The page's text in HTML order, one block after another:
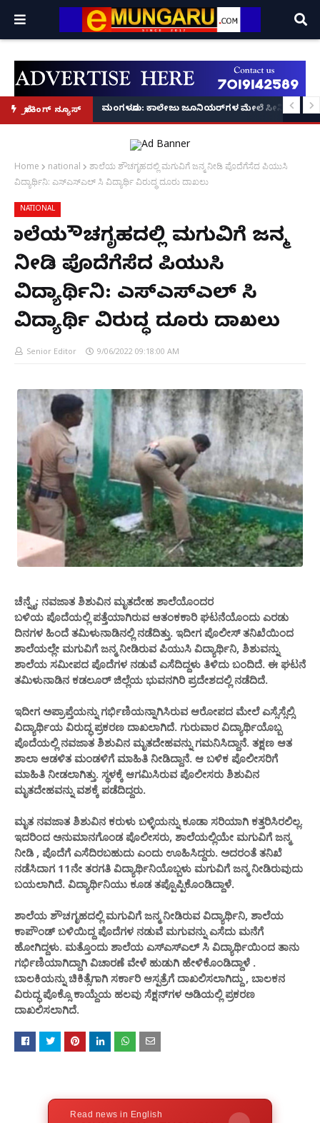
ಬ್ರೇಕಿಂಗ್ ನ್ಯೂಸ್
ಪತ್ತೆ; ಮೂವರು ವಿದ್ಯಾರ್ಥಿಗಳು ವಶಕ್ಕೆ – ಕಾಲೇಜು ಆಡಳಿತದ ತಪಾಸಣೆಗೆ ಕಮಿಷನರ್ ರೆಡ್ಡಿ
ಮಂಗಳೂರು: ಕಾಲೇಜು ಜೂನಿಯರ್‌ಗಳ ಮೇಲೆ
Home national
ಶಾಲೆಯ ಶೌಚಗೃಹದಲ್ಲಿ‌ ಮಗುವಿಗೆ ಜನ್ಮ ನೀಡಿ ಪೊದೆಗೆಸೆದ ಪಿಯುಸಿ
ವಿದ್ಯಾರ್ಥಿನಿ: ಎಸ್ಎಸ್ಎಲ್ ಸಿ ವಿದ್ಯಾರ್ಥಿ ವಿರುದ್ಧ ದೂರು ದಾಖಲು
NATIONAL
ಶಾಲೆಯ ಶೌಚಗೃಹದಲ್ಲಿ‌ ಮಗುವಿಗೆ ಜನ್ಮ
ನೀಡಿ ಪೊದೆಗೆಸೆದ ಪಿಯುಸಿ
ವಿದ್ಯಾರ್ಥಿನಿ: ಎಸ್ಎಸ್ಎಲ್ ಸಿ
ವಿದ್ಯಾರ್ಥಿ ವಿರುದ್ಧ ದೂರು ದಾಖಲು
Senior Editor 9/06/2022 09:18:00 AM
ಚೆನ್ನೈ: ನವಜಾತ ಶಿಶುವಿನ ಮೃತದೇಹ ಶಾಲೆಯೊಂದರ
ಬಳಿಯ ಪೊದೆಯಲ್ಲಿ ಪತ್ತೆಯಾಗಿರುವ ಆತಂಕಕಾರಿ ಘಟನೆಯೊಂದು ಎರಡು
ದಿನಗಳ ಹಿಂದೆ ತಮಿಳುನಾಡಿನಲ್ಲಿ ನಡೆದಿತ್ತು. ಇದೀಗ ಪೊಲೀಸ್ ತನಿಖೆಯಿಂದ
ಶಾಲೆಯಲ್ಲೇ ಮಗುವಿಗೆ ಜನ್ಮ ನೀಡಿರುವ ಪಿಯುಸಿ ವಿದ್ಯಾರ್ಥಿನಿ, ಶಿಶುವನ್ನು
ಶಾಲೆಯ ಸಮೀಪದ ಪೊದೆಗಳ ನಡುವೆ ಎಸೆದಿದ್ದಳು ತಿಳಿದು ಬಂದಿದೆ. ಈ ಘಟನೆ
ತಮಿಳುನಾಡಿನ ಕಡಲೂರ್ ಜಿಲ್ಲೆಯ ಭುವನಗಿರಿ ಪ್ರದೇಶದಲ್ಲಿ ನಡೆದಿದೆ.
ಇದೀಗ ಅಪ್ರಾಪ್ತೆಯನ್ನು ಗರ್ಭಿಣಿಯನ್ನಾಗಿಸಿರುವ ಆರೋಪದ ಮೇಲೆ ಎಸ್ಸೆಸ್ಸೆಲ್ಸಿ
ವಿದ್ಯಾರ್ಥಿಯ ವಿರುದ್ಧ ಪ್ರಕರಣ ದಾಖಲಾಗಿದೆ. ಗುರುವಾರ ವಿದ್ಯಾರ್ಥಿಯೊಬ್ಬ
ಪೊದೆಯಲ್ಲಿ ನವಜಾತ ಶಿಶುವಿನ ಮೃತದೇಹವನ್ನು ಗಮನಿಸಿದ್ದಾನೆ. ತಕ್ಷಣ ಆತ
ಶಾಲಾ ಆಡಳಿತ ಮಂಡಳಿಗೆ ಮಾಹಿತಿ ನೀಡಿದ್ದಾನೆ. ಆ ಬಳಿಕ ಪೊಲೀಸರಿಗೆ
ಮಾಹಿತಿ ನೀಡಲಾಗಿತ್ತು. ಸ್ಥಳಕ್ಕೆ ಆಗಮಿಸಿರುವ ಪೊಲೀಸರು ಶಿಶುವಿನ
ಮೃತದೇಹವನ್ನು ವಶಕ್ಕೆ ಪಡೆದಿದ್ದರು.
ಮೃತ ನವಜಾತ ಶಿಶುವಿನ ಕರುಳು ಬಳ್ಳಿಯನ್ನು ಕೂಡಾ ಸರಿಯಾಗಿ ಕತ್ತರಿಸಿರಲಿಲ್ಲ.
ಇದರಿಂದ ಅನುಮಾನಗೊಂಡ ಪೊಲೀಸರು, ಶಾಲೆಯಲ್ಲಿಯೇ ಮಗುವಿಗೆ ಜನ್ಮ
ನೀಡಿ , ಪೊದೆಗೆ ಎಸೆದಿರಬಹುದು ಎಂದು ಊಹಿಸಿದ್ದರು. ಅದರಂತೆ ತನಿಖೆ
ನಡೆಸಿದಾಗ 11ನೇ ತರಗತಿ ವಿದ್ಯಾರ್ಥಿನಿಯೊಬ್ಬಳು ಮಗುವಿಗೆ ಜನ್ಮ ನೀಡಿರುವುದು
ಬಯಲಾಗಿದೆ. ವಿದ್ಯಾರ್ಥಿನಿಯು ಕೂಡ ತಪ್ಪೊಪ್ಪಿಕೊಂಡಿದ್ದಾಳೆ.
ಶಾಲೆಯ ಶೌಚಗೃಹದಲ್ಲಿ ಮಗುವಿಗೆ ಜನ್ಮ ನೀಡಿರುವ ವಿದ್ಯಾರ್ಥಿನಿ, ಶಾಲೆಯ
ಕಾಪೌಂಡ್ ಬಳಿಯಿದ್ದ ಪೊದೆಗಳ ನಡುವೆ ಮಗುವನ್ನು ಎಸೆದು ಮನೆಗೆ
ಹೋಗಿದ್ದಳು. ಮತ್ತೊಂದು ಶಾಲೆಯ ಎಸ್ಎಸ್ಎಲ್ ಸಿ ವಿದ್ಯಾರ್ಥಿಯಿಂದ ತಾನು
ಗರ್ಭಿಣಿಯಾಗಿದ್ದಾಗಿ ವಿಚಾರಣೆ ವೇಳೆ ಹುಡುಗಿ ಹೇಳಿಕೊಂಡಿದ್ದಾಳೆ .
ಬಾಲಕಿಯನ್ನು ಚಿಕಿತ್ಸೆಗಾಗಿ ಸರ್ಕಾರಿ ಆಸ್ಪತ್ರೆಗೆ ದಾಖಲಿಸಲಾಗಿದ್ದು , ಬಾಲಕನ
ವಿರುದ್ಧ ಪೊಕ್ಸೊ ಕಾಯ್ದೆಯ ಹಲವು ಸೆಕ್ಷನ್‌ಗಳ ಅಡಿಯಲ್ಲಿ ಪ್ರಕರಣ
ದಾಖಲಿಸಲಾಗಿದೆ.
Read news in English